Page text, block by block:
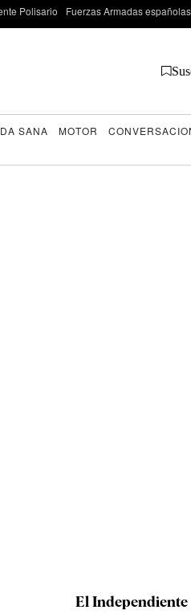
Polisario Fuerzas Armadas españolas
SANA MOTOR
El Independiente